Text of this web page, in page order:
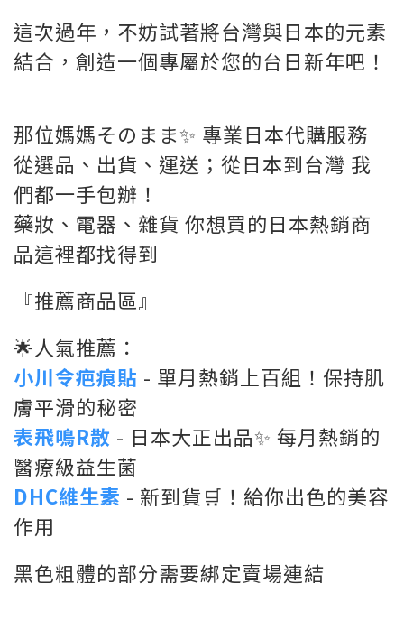
這次過年，不妨試著將台灣與日本的元素
結合，創造一個專屬於您的台日新年吧！
那位媽媽そのまま✨ 專業日本代購服務
從選品、出貨、運送；從日本到台灣 我
們都一手包辦！
藥妝、電器、雜貨 你想買的日本熱銷商
品這裡都找得到
『推薦商品區』
🌟人氣推薦：
小川令疤痕貼 - 單月熱銷上百組！保持肌
膚平滑的秘密
表飛鳴R散 - 日本大正出品✨ 每月熱銷的
醫療級益生菌
DHC維生素 - 新到貨🛒！給你出色的美容
作用
黑色粗體的部分需要綁定賣場連結